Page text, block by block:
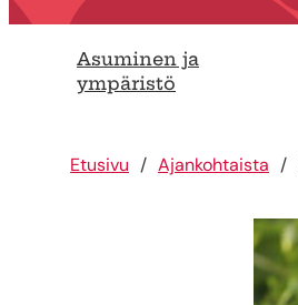
Asuminen ja
ympäristö
Etusivu Ajankohtaista